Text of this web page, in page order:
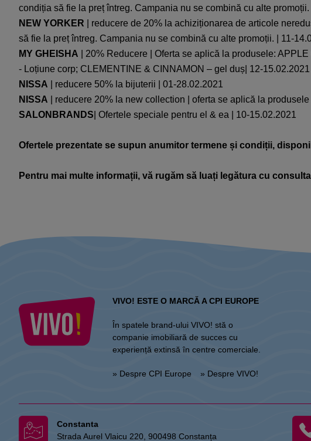
condiția să fie la preț întreg. Campania nu se combină cu alte
NEW YORKER | reducere de 20% la achiziționarea de articole
să fie la preț întreg. Campania nu se combină cu alte promoții. | 11-
MY GHEISHA | 20% Reducere | Oferta se aplică la produsele:
- Loțiune corp; CLEMENTINE & CINNAMON – gel duș| 12-15.02.2021
NISSA | reducere 50% la bijuterii | 01-28.02.2021
NISSA | reducere 20% la new collection | oferta se aplică la
SALONBRANDS | Ofertele speciale pentru el & ea | 10-15.02.2021
Ofertele prezentate se supun anumitor termene și condiții,
Pentru mai multe informații, vă rugăm să luați legătura cu
VIVO! ESTE O MARCĂ A CPI EUROPE
În spatele brand-ului VIVO! stă o
companie imobiliară de succes cu
experiență extinsă în centre comerciale.
» Despre CPI Europe » Despre VIVO!
Constanta
Strada Aurel Vlaicu 220, 900498 Constanța